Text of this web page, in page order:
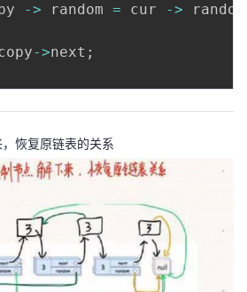
-> random = cur ->
->next ;
恢复原链表的关系